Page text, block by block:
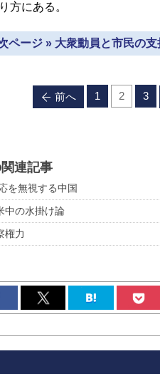
方にある。
ページ » 大衆動員と市民の
前へ 1 2 3
連記事
を無視する中国
中の水掛け論
権力